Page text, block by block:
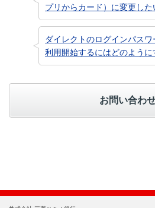
プリからカード）に変更した
ダイレクトのログインパスワ
利用開始するにはどのように
お問い合わ